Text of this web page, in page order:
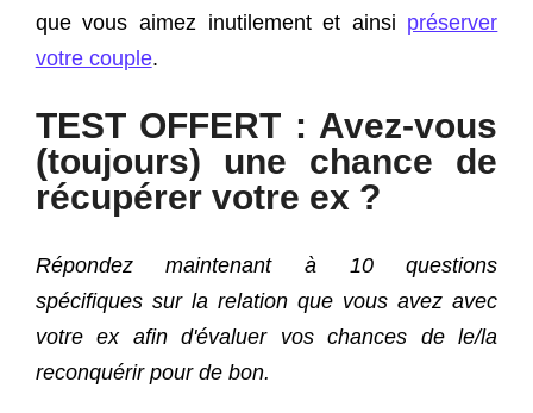
que vous aimez inutilement et ainsi préserver
votre couple.
TEST OFFERT : Avez-vous
(toujours) une chance de
récupérer votre ex ?
Répondez maintenant à 10 questions
spécifiques sur la relation que vous avez avec
votre ex afin d'évaluer vos chances de le/la
reconquérir pour de bon.